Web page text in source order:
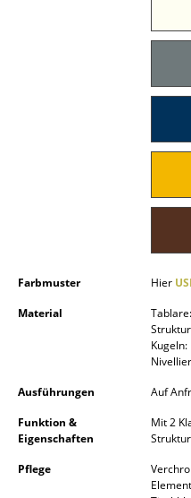
Nachttische &
Accessoires
Farbmuster Hier
Material
Ausführungen
Auf
Funktion &
Eigenschaften
Mit 2
Pflege